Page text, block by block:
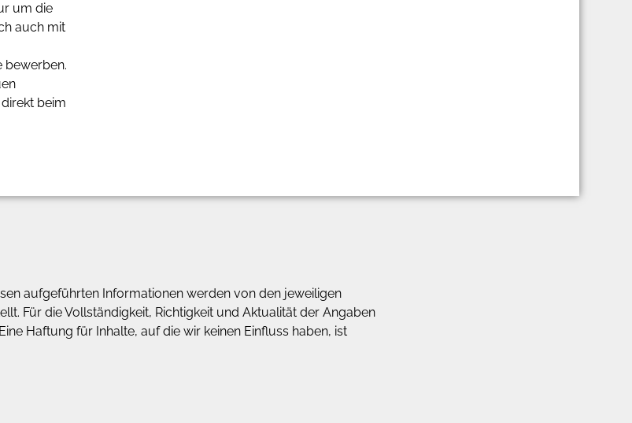
um die
auch mit
bewerben.
beim
aufgeführten Informationen werden von den jeweiligen
Für die Vollständigkeit, Richtigkeit und Aktualität der Angaben
Haftung für Inhalte, auf die wir keinen Einfluss haben, ist